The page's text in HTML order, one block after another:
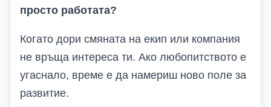
просто работата?
Когато дори смяната на екип или компания
не връща интереса ти. Ако любопитството е
угаснало, време е да намериш ново поле за
развитие.